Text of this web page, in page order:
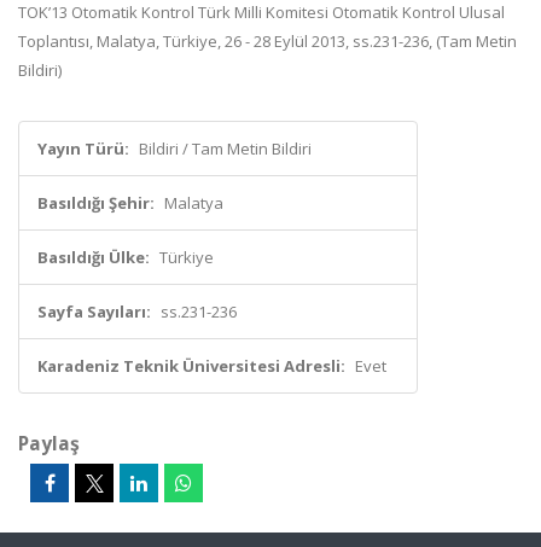
TOK’13 Otomatik Kontrol Türk Milli Komitesi Otomatik Kontrol Ulusal
Toplantısı, Malatya, Türkiye, 26 - 28 Eylül 2013, ss.231-236, (Tam Metin
Bildiri)
Yayın Türü: Bildiri / Tam Metin Bildiri
Basıldığı Şehir: Malatya
Basıldığı Ülke: Türkiye
Sayfa Sayıları: ss.231-236
Karadeniz Teknik Üniversitesi Adresli: Evet
Paylaş